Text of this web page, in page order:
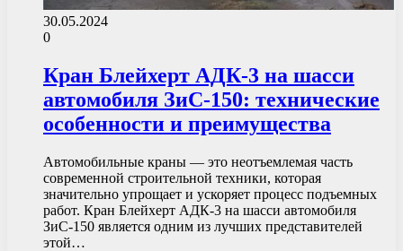
30.05.2024
0
Кран Блейхерт АДК-3 на шасси
автомобиля ЗиС-150: технические
особенности и преимущества
Автомобильные краны — это неотъемлемая часть
современной строительной техники, которая
значительно упрощает и ускоряет процесс подъемных
работ. Кран Блейхерт АДК-3 на шасси автомобиля
ЗиС-150 является одним из лучших представителей
этой…